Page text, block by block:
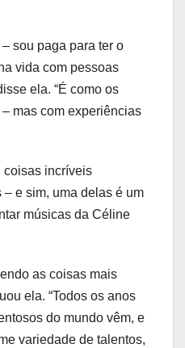
sou paga para ter o
vida com pessoas
ela. “É como os
mas com experiências
coisas incríveis
e sim, uma delas é um
músicas da Céline
as coisas mais
ela. “Todos os anos
do mundo vêm, e
variedade de talentos,